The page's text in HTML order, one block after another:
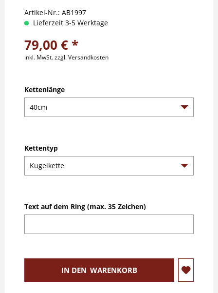
Artikel-Nr.: AB1997
Lieferzeit 3-5 Werktage
79,00 € *
inkl. MwSt.zzgl. Versandkosten
Kettenlänge
Kettentyp
Text auf dem Ring (max. 35 Zeichen)
IN DEN WARENKORB